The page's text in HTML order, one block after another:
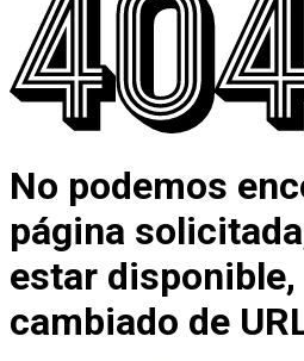
No podemos
página
estar disponible,
cambiado de